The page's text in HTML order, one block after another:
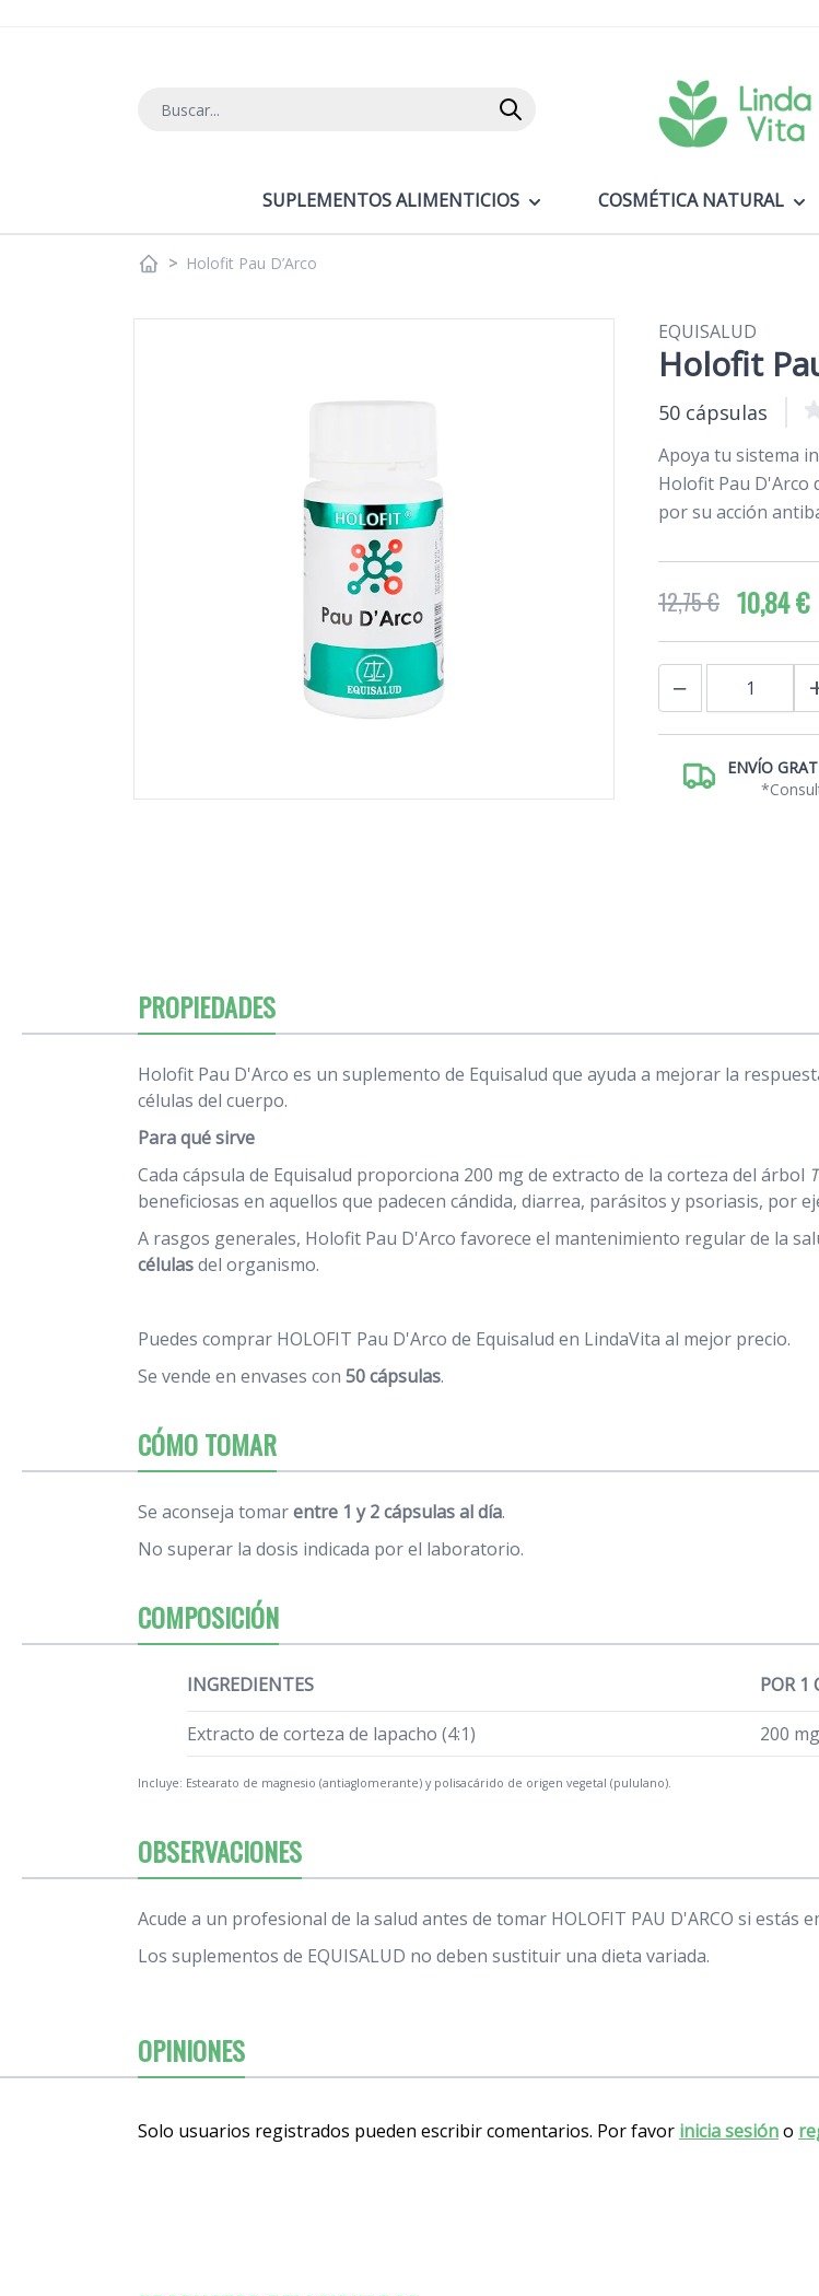
Buscar
SUPLEMENTOS ALIMENTICIOS COSMÉTICA NATURAL
> Holofit Pau D’Arco
EQUISALUD
Holofit
50 cápsulas
Apoya tu sistema
Holofit Pau D'Arco
por su acción
12,75 € 10,84 €
−
ENVÍO
PROPIEDADES
Holofit Pau D'Arco es un suplemento de Equisalud que ayuda a mejorar la
células del cuerpo.
Para qué sirve
Cada cápsula de Equisalud proporciona 200 mg de extracto de la corteza del árbol
beneficiosas en aquellos que padecen cándida, diarrea, parásitos y psoriasis, por
A rasgos generales, Holofit Pau D'Arco favorece el mantenimiento regular de la
célulasdel organismo.
Puedes comprar HOLOFIT Pau D'Arco de Equisalud en LindaVita al mejor precio.
Se vende en envases con 50 cápsulas.
CÓMO TOMAR
Se aconseja tomarentre 1 y 2 cápsulas al día.
No superar la dosis indicada por el laboratorio.
COMPOSICIÓN
INGREDIENTES POR 1
Extracto de corteza de lapacho (4:1) 200 mg
Incluye: Estearato de magnesio (antiaglomerante) y polisacárido de origen vegetal (pululano).
OBSERVACIONES
Acude a un profesional de la salud antes de tomar HOLOFIT PAU D'ARCO si estás
Los suplementos de EQUISALUD no deben sustituir una dieta variada.
OPINIONES
Solo usuarios registrados pueden escribir comentarios. Por favor inicia sesióno